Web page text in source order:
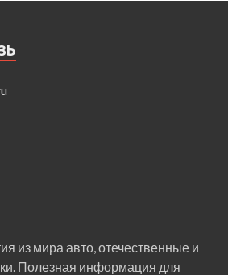
из мира авто, отечественные и
Полезная информация для